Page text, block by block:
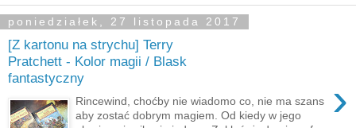
poniedziałek, 27 listopada 2017
[Z kartonu na strychu] Terry
Pratchett - Kolor magii / Blask
fantastyczny
›
Rincewind, choćby nie wiadomo co, nie ma szans
aby zostać dobrym magiem. Od kiedy w jego